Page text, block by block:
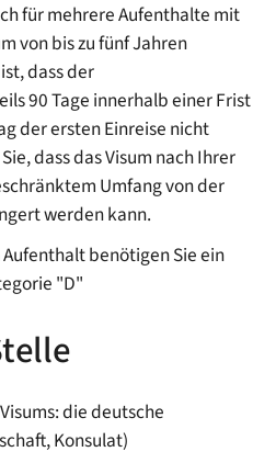
für mehrere Aufenthalte mit
von bis zu fünf Jahren
dass der
90 Tage innerhalb einer Frist
der ersten Einreise nicht
dass das Visum nach Ihrer
ränktem Umfang von der
werden kann.
benötigen Sie ein
"D"
die deutsche
Konsulat)